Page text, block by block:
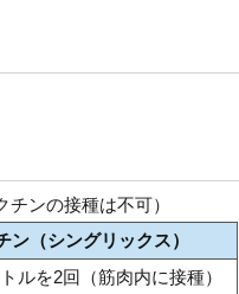
ンの接種は不可）
ン（シングリックス）
ルを2回（筋肉内に接種）